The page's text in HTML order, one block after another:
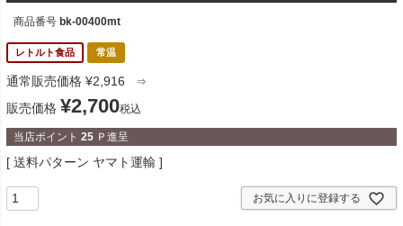
商品番号 bk-00400mt
レトルト食品 常温
通常販売価格 ¥2,916 ⇒
販売価格 ¥2,700税込
当店ポイント 25 Ｐ進呈
送料パターン ヤマト運輸
お気に入りに登録する